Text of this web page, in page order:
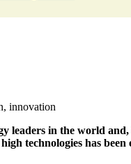
innovation
leaders in the world
technologies has